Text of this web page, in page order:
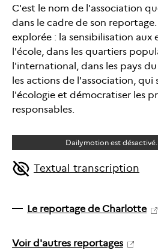
C'est le nom de l'association
dans le cadre de son
explorée : la sensibilisation aux
l'école, dans les quartiers
l'international, dans les pays
les actions de l'association,
l'écologie et démocratiser les
responsables.
Dailymotion est désactivé.
Textual transcription
Le reportage de Charlotte
Voir d'autres reportages